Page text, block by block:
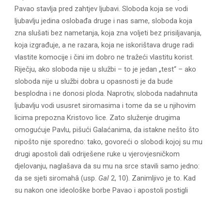
Pavao stavlja pred zahtjev ljubavi. Sloboda koja se vodi
ljubavlju jedina oslobađa druge i nas same, sloboda koja
zna slušati bez nametanja, koja zna voljeti bez prisiljavanja,
koja izgrađuje, a ne razara, koja ne iskorištava druge radi
vlastite komocije i čini im dobro ne tražeći vlastitu korist.
Riječju, ako sloboda nije u službi – to je jedan „test“ – ako
sloboda nije u službi dobra u opasnosti je da bude
besplodna i ne donosi ploda. Naprotiv, sloboda nadahnuta
ljubavlju vodi ususret siromasima i tome da se u njihovim
licima prepozna Kristovo lice. Zato služenje drugima
omogućuje Pavlu, pišući Galaćanima, da istakne nešto što
nipošto nije sporedno: tako, govoreći o slobodi kojoj su mu
drugi apostoli dali odriješene ruke u vjerovjesničkom
djelovanju, naglašava da su mu na srce stavili samo jedno:
da se sjeti siromahâ (usp. Gal 2, 10). Zanimljivo je to. Kad
su nakon one ideološke borbe Pavao i apostoli postigli